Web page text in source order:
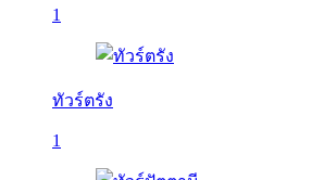
1
ทัวร์ตรัง
1